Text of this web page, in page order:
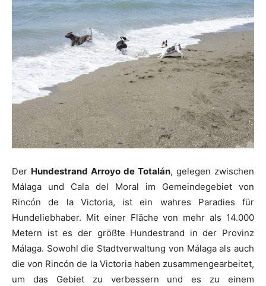
Der Hundestrand Arroyo de Totalán, gelegen zwischen
Málaga und Cala del Moral im Gemeindegebiet von
Rincón de la Victoria, ist ein wahres Paradies für
Hundeliebhaber. Mit einer Fläche von mehr als 14.000
Metern ist es der größte Hundestrand in der Provinz
Málaga. Sowohl die Stadtverwaltung von Málaga als auch
die von Rincón de la Victoria haben zusammengearbeitet,
um das Gebiet zu verbessern und es zu einem